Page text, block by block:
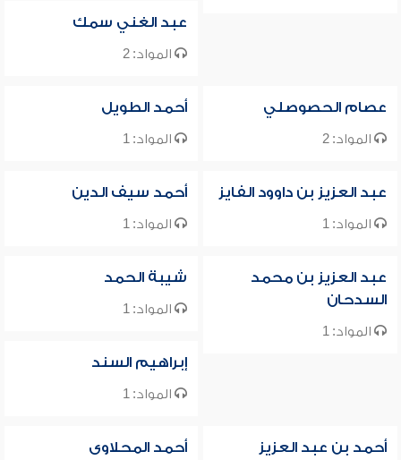
عبد الغني سمك
المواد: 2
عصام الحصوصلي
المواد: 2
أحمد الطويل
المواد: 1
عبد العزيز بن داوود الفايز
المواد: 1
أحمد سيف الدين
المواد: 1
عبد العزيز بن محمد
السدحان
المواد: 1
شيبة الحمد
المواد: 1
إبراهيم السند
المواد: 1
أحمد بن عبد العزيز أحمد المحلاوى